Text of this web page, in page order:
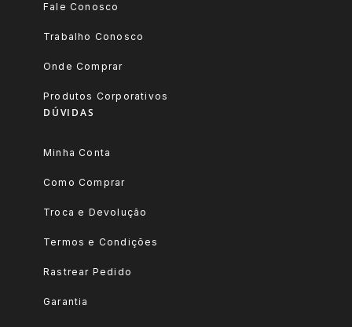
Fale Conosco
Trabalho Conosco
Onde Comprar
Produtos Corporativos
DÚVIDAS
Minha Conta
Como Comprar
Troca e Devolução
Termos e Condições
Rastrear Pedido
Garantia